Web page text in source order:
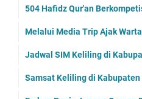
504 Hafidz Qur'an
Melalui Media Trip Ajak
Jadwal SIM Keliling di
Samsat Keliling di